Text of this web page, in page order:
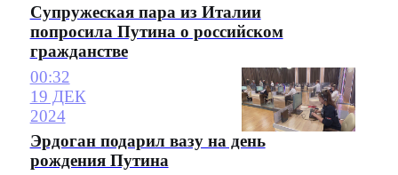
Супружеская пара из Италии
попросила Путина о российском
гражданстве
00:32
19 ДЕК
2024
Эрдоган подарил вазу на день
рождения Путина